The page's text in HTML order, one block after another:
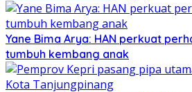
Yane Bima Arya: HAN perkuat
tumbuh kembang anak